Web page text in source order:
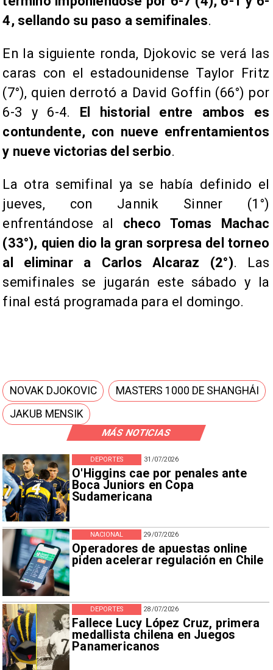
MÁS NOTICIAS
31/07/2026
O'Higgins cae por penales ante
Boca Juniors en Copa
Sudamericana
DEPORTES
29/07/2026
Operadores de apuestas online
piden acelerar regulación en Chile
NACIONAL
28/07/2026
Fallece Lucy López Cruz, primera
medallista chilena en Juegos
Panamericanos
DEPORTES
4, sellando su paso a semifinales.
En la siguiente ronda, Djokovic se verá las
caras con el estadounidense Taylor Fritz
(7°), quien derrotó a David Goffin (66°) por
6-3 y 6-4. El historial entre ambos es
contundente, con nueve enfrentamientos
y nueve victorias del serbio.
La otra semifinal ya se había definido el
jueves, con Jannik Sinner (1°)
enfrentándose al checo Tomas Machac
(33°), quien dio la gran sorpresa del torneo
al eliminar a Carlos Alcaraz (2°). Las
semifinales se jugarán este sábado y la
final está programada para el domingo.
NOVAK DJOKOVIC
MASTERS 1000 DE SHANGHÁI
JAKUB MENSIK